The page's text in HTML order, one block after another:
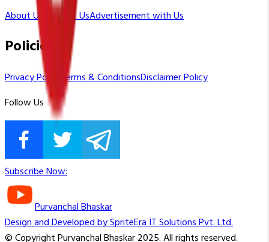
About Us Contact UsAdvertisement with Us
Policies
Privacy Policy Terms & ConditionsDisclaimer Policy
Follow Us
Subscribe Now:
Purvanchal Bhaskar
Design and Developed by SpriteEra IT Solutions Pvt. Ltd.
© Copyright Purvanchal Bhaskar 2025. All rights reserved.